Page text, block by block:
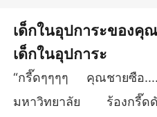
เด็กในอุปการะของคุณชา
เด็กในอุปการะ
“กรี๊ดๆๆๆๆ คุณชายซือ
มหาวิทยาลัย ร้องกรี๊ด